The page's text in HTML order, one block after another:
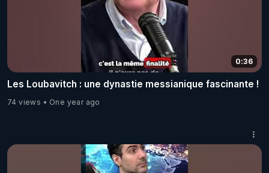
0:36
Les Loubavitch : une dynastie messianique fascinante !
74 views One year ago